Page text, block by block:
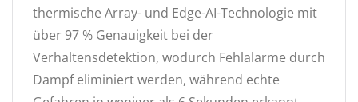
thermische Array- und Edge-AI-Technologie mit
über 97 % Genauigkeit bei der
Verhaltensdetektion, wodurch Fehlalarme durch
Dampf eliminiert werden, während echte